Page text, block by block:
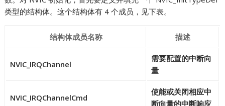
类型的结构体。这个结构体有 4 个成员，见下表。
结构体成员名称 描述
NVIC_IRQChannel
需要配置的中断向
量
NVIC_IRQChannelCmd
使能或关闭相应中
断向量的中断响应